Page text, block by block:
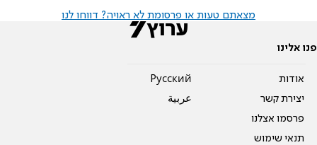
מצאתם טעות או פרסומת לא ראויה? דווחו לנו
פנו אלינו
אודות
יצירת קשר
פרסמו אצלנו
תנאי שימוש
Pусский
عربية